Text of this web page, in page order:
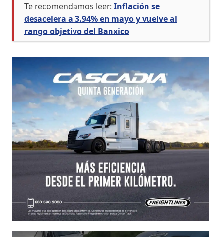
Te recomendamos leer: Inflación se
desacelera a 3.94% en mayo y vuelve al
rango objetivo del Banxico